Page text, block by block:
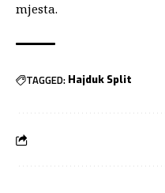
mjesta.
TAGGED: Hajduk Split